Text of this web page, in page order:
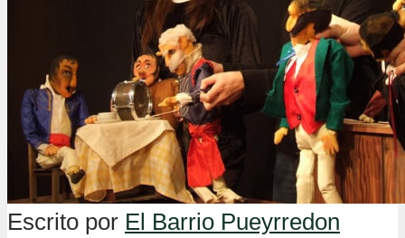
Escrito por El Barrio Pueyrredon